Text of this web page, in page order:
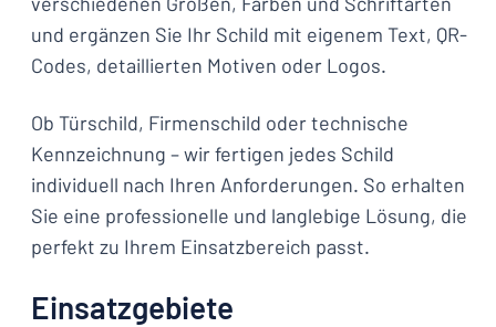
und ergänzen Sie Ihr Schild mit eigenem Text, QR-
Codes, detaillierten Motiven oder Logos.
Ob Türschild, Firmenschild oder technische
Kennzeichnung – wir fertigen jedes Schild
individuell nach Ihren Anforderungen. So erhalten
Sie eine professionelle und langlebige Lösung, die
perfekt zu Ihrem Einsatzbereich passt.
Einsatzgebiete